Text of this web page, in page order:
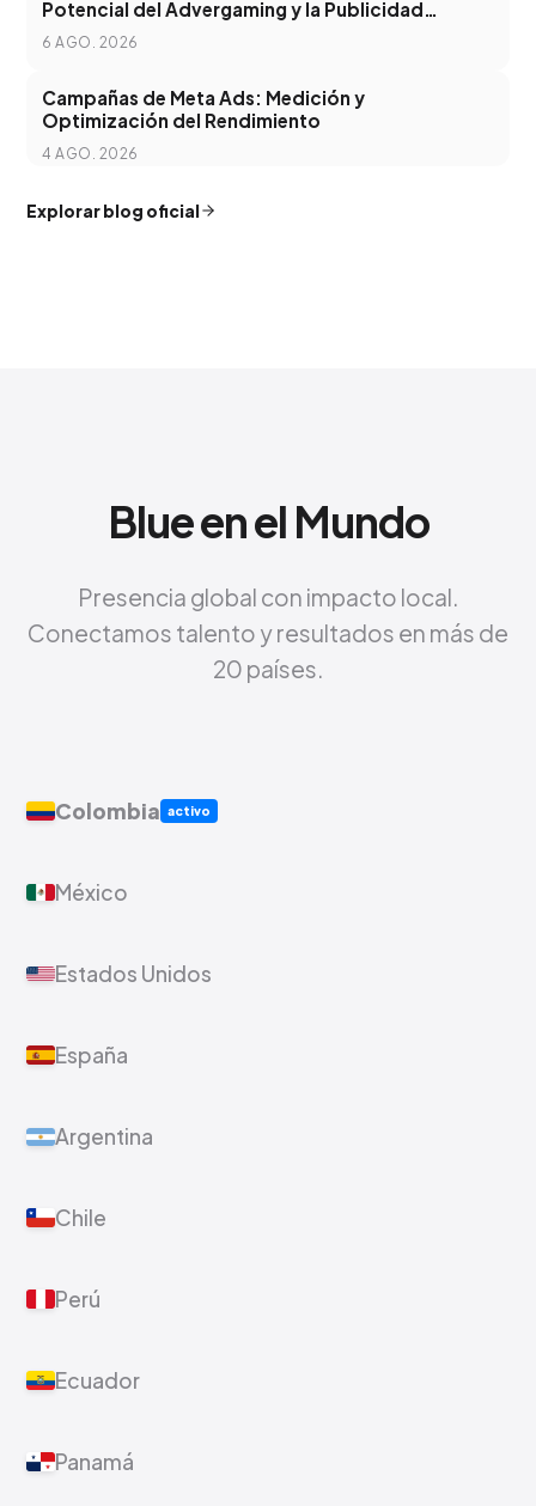
Potencial del Advergaming y la Publicidad
Programática
6 AGO. 2026
Campañas de Meta Ads: Medición y
Optimización del Rendimiento
4 AGO. 2026
Explorar blog oficial
Blue en el Mundo
Presencia global con impacto local.
Conectamos talento y resultados en más de
20 países.
Colombia activo
México
Estados Unidos
España
Argentina
Chile
Perú
Ecuador
Panamá